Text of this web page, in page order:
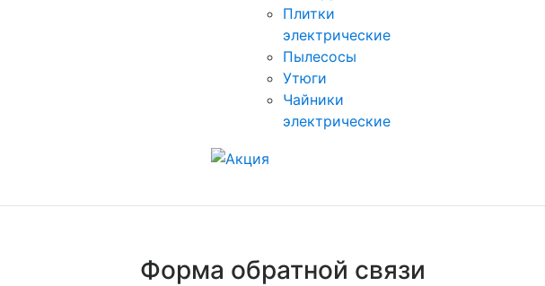
Плитки
электрические
Пылесосы
Утюги
Чайники
электрические
Форма обратной связи